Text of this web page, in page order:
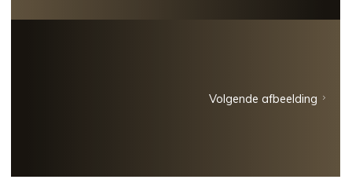
Volgende afbeelding